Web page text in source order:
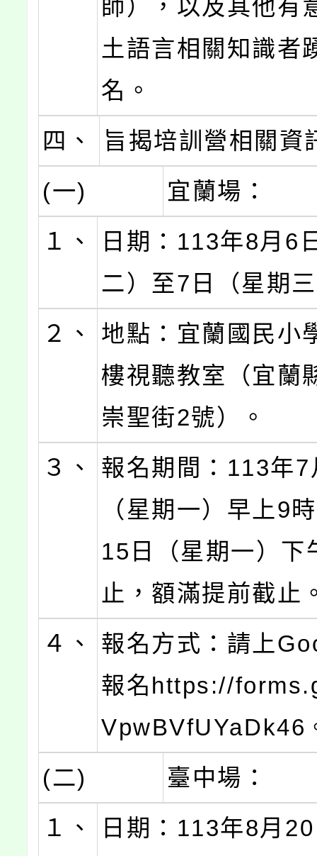
師），以及其他有
土語言相關知識者
名。
四、
旨揭培訓營相關資
(一)
宜蘭場：
１、
日期：113年8月6
二）至7日（星期
２、
地點：宜蘭國民小
樓視聽教室（宜蘭
崇聖街2號）。
３、
報名期間：113年7
（星期一）早上9
15日（星期一）下
止，額滿提前截止
４、
報名方式：請上
報名https://
VpwBVfUYaDk46
(二)
臺中場：
１、
日期：113年8月